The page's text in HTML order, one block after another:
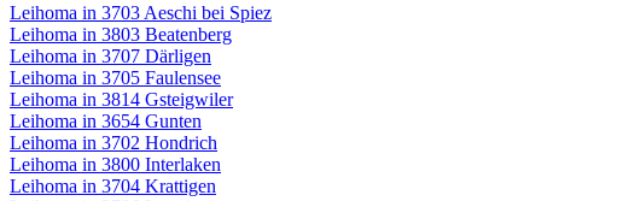
Leihoma in 3703 Aeschi bei Spiez
Leihoma in 3803 Beatenberg
Leihoma in 3707 Därligen
Leihoma in 3705 Faulensee
Leihoma in 3814 Gsteigwiler
Leihoma in 3654 Gunten
Leihoma in 3702 Hondrich
Leihoma in 3800 Interlaken
Leihoma in 3704 Krattigen